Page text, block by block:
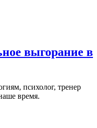
выгорание в
психолог, тренер
время.